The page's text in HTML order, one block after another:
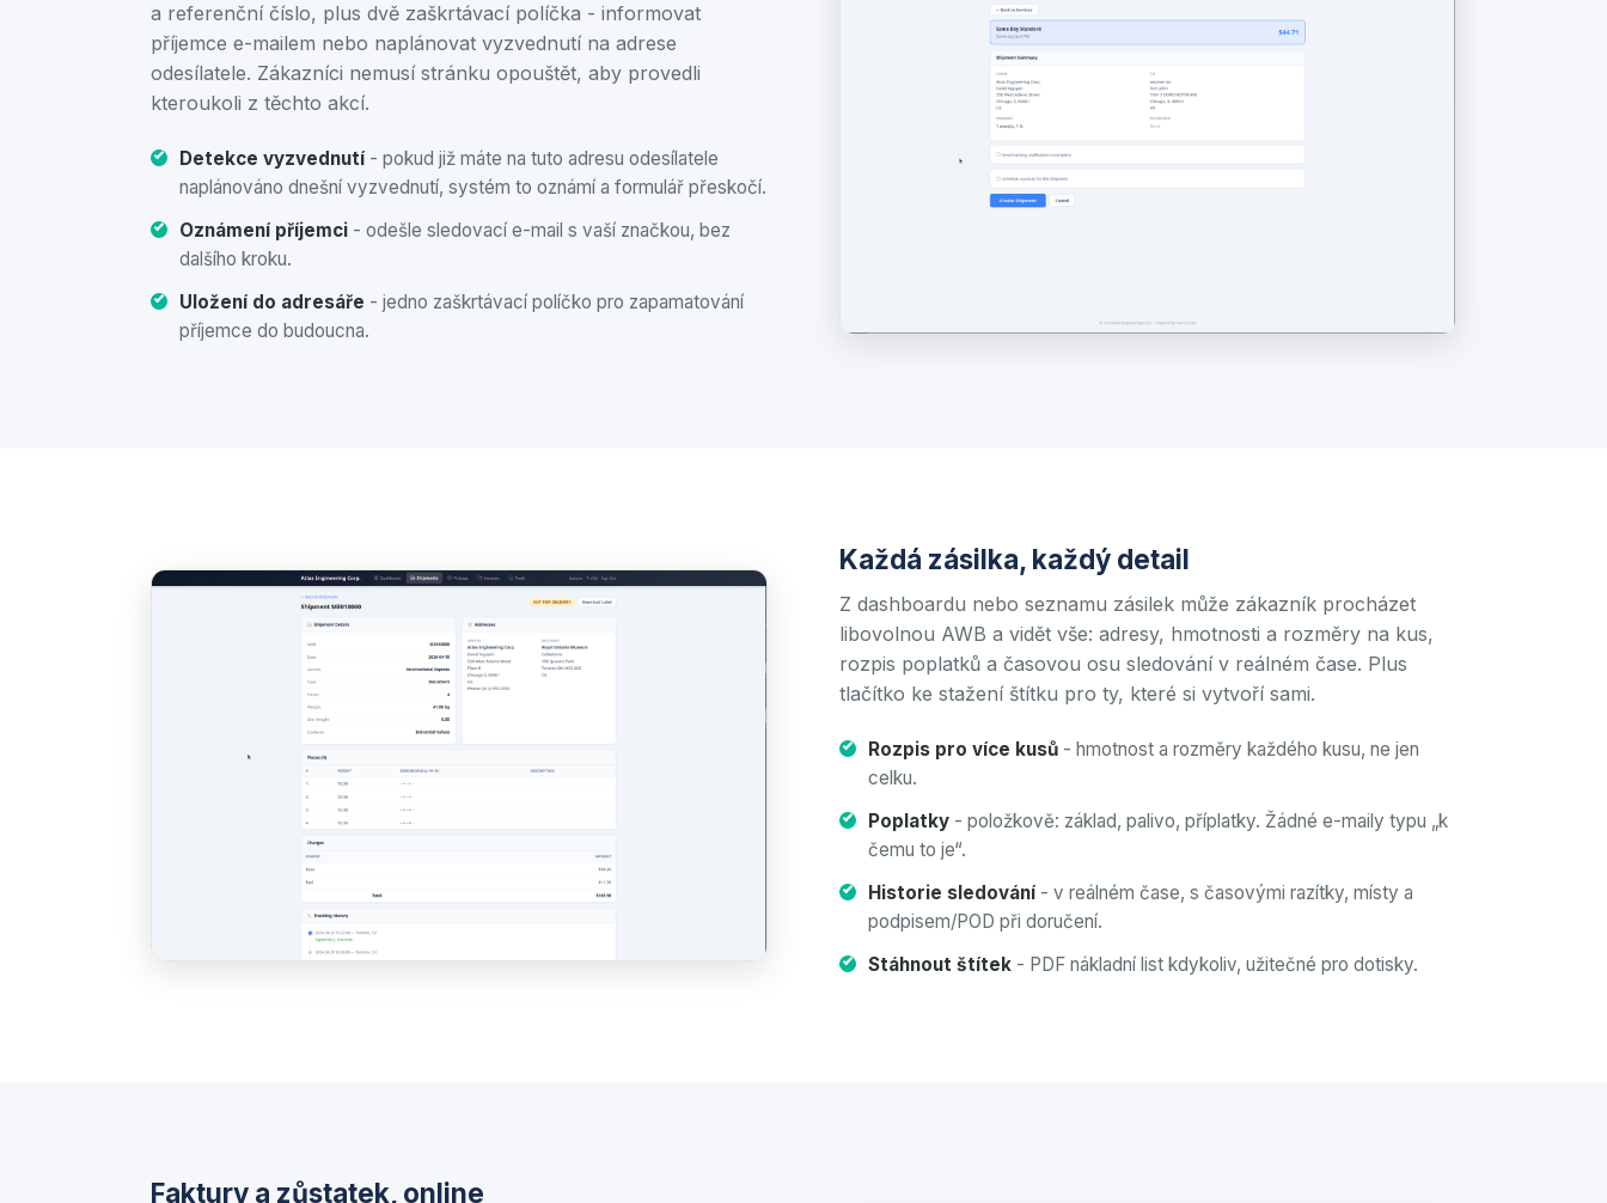
a referenční číslo, plus dvě zaškrtávací políčka - informovat
příjemce e-mailem nebo naplánovat vyzvednutí na adrese
odesílatele. Zákazníci nemusí stránku opouštět, aby provedli
kteroukoli z těchto akcí.
Detekce vyzvednutí - pokud již máte na tuto adresu odesílatele
naplánováno dnešní vyzvednutí, systém to oznámí a formulář přeskočí.
Oznámení příjemci - odešle sledovací e-mail s vaší značkou, bez
dalšího kroku.
Uložení do adresáře - jedno zaškrtávací políčko pro zapamatování
příjemce do budoucna.
Každá zásilka, každý detail
Z dashboardu nebo seznamu zásilek může zákazník procházet
libovolnou AWB a vidět vše: adresy, hmotnosti a rozměry na kus,
rozpis poplatků a časovou osu sledování v reálném čase. Plus
tlačítko ke stažení štítku pro ty, které si vytvoří sami.
Rozpis pro více kusů - hmotnost a rozměry každého kusu, ne jen
celku.
Poplatky - položkově: základ, palivo, příplatky. Žádné e-maily typu „k
čemu to je“.
Historie sledování- v reálném čase, s časovými razítky, místy a
podpisem/POD při doručení.
Stáhnout štítek - PDF nákladní list kdykoliv, užitečné pro dotisky.
Faktury a zůstatek, online